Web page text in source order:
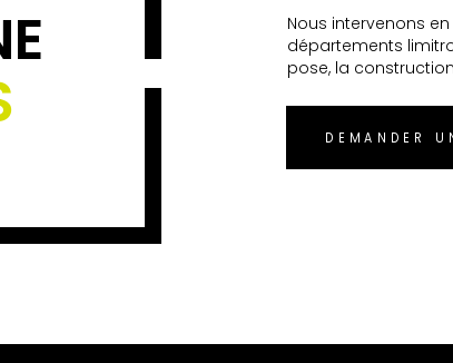
Nous intervenons en
départements
pose, la
DEMANDER